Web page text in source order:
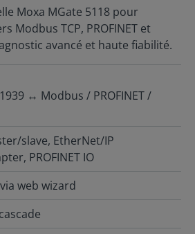
Moxa MGate 5118 pour
Modbus TCP, PROFINET et
avancé et haute fiabilité.
↔ Modbus / PROFINET /
slave, EtherNet/IP
PROFINET IO
web wizard